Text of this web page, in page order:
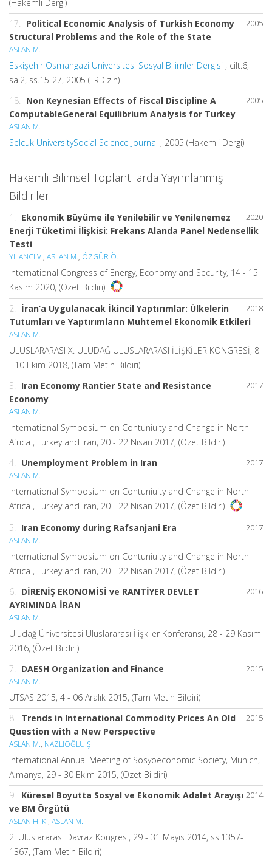
(Hakemli Dergi)
2005
17.
Political Economic Analysis of Turkish Economy
Structural Problems and the Role of the State
ASLAN M.
Eskişehir Osmangazi Üniversitesi Sosyal Bilimler Dergisi , cilt.6,
sa.2, ss.15-27, 2005 (TRDizin)
2005
18.
Non Keynesian Effects of Fiscal Discipline A
ComputableGeneral Equilibrium Analysis for Turkey
ASLAN M.
Selcuk UniversitySocial Science Journal , 2005 (Hakemli Dergi)
Hakemli Bilimsel Toplantılarda Yayımlanmış
Bildiriler
2020
1.
Ekonomik Büyüme ile Yenilebilir ve Yenilenemez
Enerji Tüketimi İlişkisi: Frekans Alanda Panel Nedensellik
Testi
YILANCI V., ASLAN M., ÖZGÜR Ö.
International Congress of Energy, Economy and Security, 14 - 15
Kasım 2020, (Özet Bildiri)
2018
2. İran’a Uygulanacak İkincil Yaptırımlar: Ülkelerin
Tutumları ve Yaptırımların Muhtemel Ekonomik Etkileri
ASLAN M.
ULUSLARARASI X. ULUDAĞ ULUSLARARASI İLİŞKİLER KONGRESİ, 8
- 10 Ekim 2018, (Tam Metin Bildiri)
2017
3. Iran Economy Rantier State and Resistance
Economy
ASLAN M.
International Symposium on Contuniuity and Change in North
Africa , Turkey and Iran, 20 - 22 Nisan 2017, (Özet Bildiri)
2017
4. Unemployment Problem in Iran
ASLAN M.
International Symposium on Contuniuity and Change in North
Africa , Turkey and Iran, 20 - 22 Nisan 2017, (Özet Bildiri)
2017
5. Iran Economy during Rafsanjani Era
ASLAN M.
International Symposium on Contuniuity and Change in North
Africa , Turkey and Iran, 20 - 22 Nisan 2017, (Özet Bildiri)
2016
6. DİRENİŞ EKONOMİSİ ve RANTİYER DEVLET
AYRIMINDA İRAN
ASLAN M.
Uludağ Üniversitesi Uluslararası İlişkiler Konferansı, 28 - 29 Kasım
2016, (Özet Bildiri)
2015
7. DAESH Organization and Finance
ASLAN M.
UTSAS 2015, 4 - 06 Aralık 2015, (Tam Metin Bildiri)
2015
8. Trends in International Commodity Prices An Old
Question with a New Perspective
ASLAN M., NAZLIOĞLU Ş.
International Annual Meeting of Sosyoeconomic Society, Munich,
Almanya, 29 - 30 Ekim 2015, (Özet Bildiri)
2014
9. Küresel Boyutta Sosyal ve Ekonomik Adalet Arayışı
ve BM Örgütü
ASLAN H. K., ASLAN M.
2. Uluslararası Davraz Kongresi, 29 - 31 Mayıs 2014, ss.1357-
1367, (Tam Metin Bildiri)